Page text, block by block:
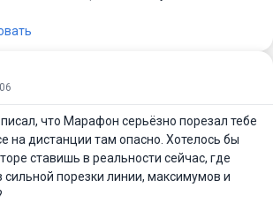
что Марафон серьёзно порезал тебе
на дистанции там опасно. Хотелось бы
ставишь в реальности сейчас, где
порезки линии, максимумов и